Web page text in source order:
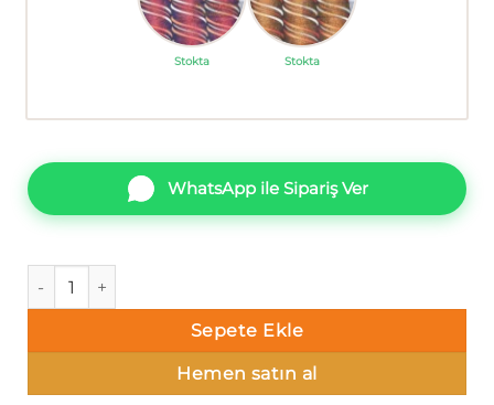
Stokta Stokta
WhatsApp ile Sipariş Ver
Gold Metalic 908- 9081 Duvar Kağıdı adet
Sepete Ekle
Hemen satın al